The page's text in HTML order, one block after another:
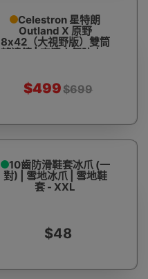
Celestron 星特朗
Outland X 原野
8x42（大視野版）雙筒
望遠鏡 | 高清充氮防水 -
$499$699
10齒防滑鞋套冰爪 (一
對) | 雪地冰爪 | 雪地鞋
套 - XXL
$48